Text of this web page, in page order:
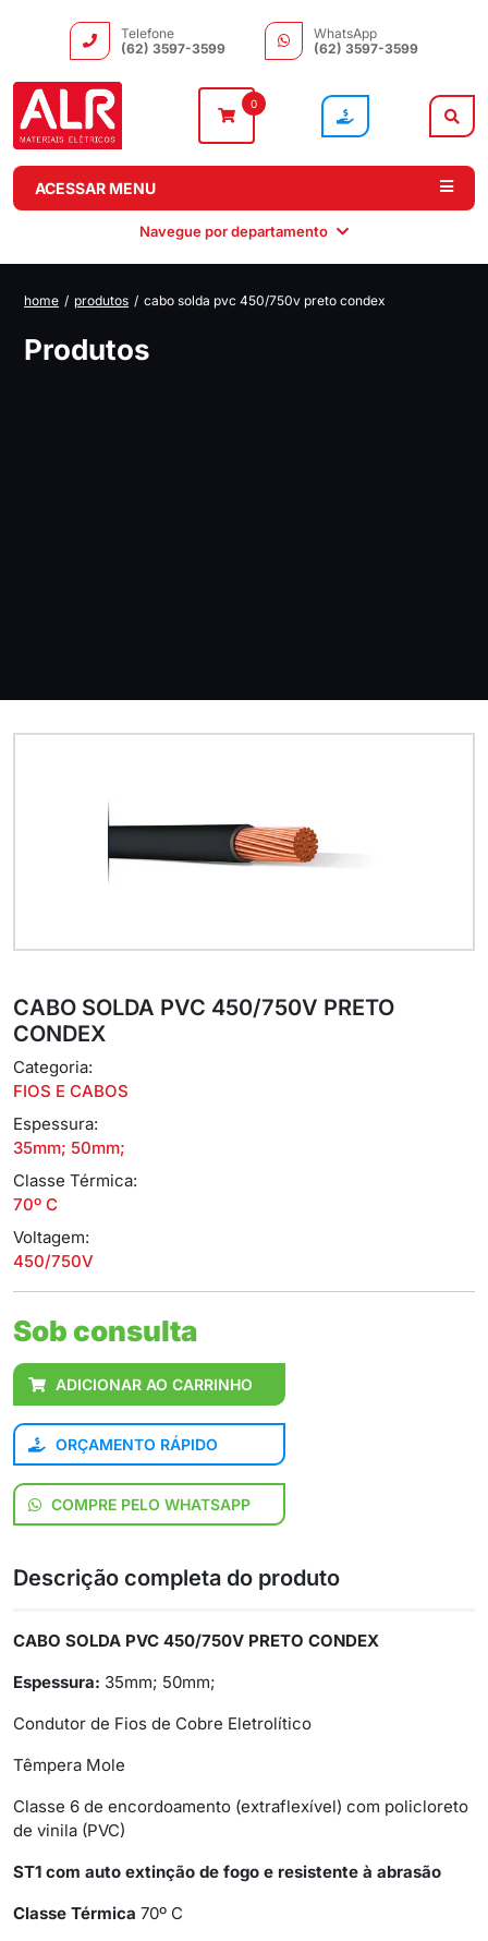
0
Telefone
(62) 3597-3599
WhatsApp
(62) 3597-3599
ACESSAR MENU
Navegue por departamento
Distribuição
home / produtos / cabo solda pvc 450/750v preto condex
Produtos
CABO SOLDA PVC 450/750V PRETO
CONDEX
Categoria:
FIOS E CABOS
Espessura:
35mm; 50mm;
Classe Térmica:
70º C
Voltagem:
450/750V
Sob consulta
ADICIONAR AO CARRINHO
ORÇAMENTO RÁPIDO
COMPRE PELO WHATSAPP
Descrição completa do produto
CABO SOLDA PVC 450/750V PRETO CONDEX
Espessura: 35mm; 50mm;
Condutor de Fios de Cobre Eletrolítico
Têmpera Mole
Classe 6 de encordoamento (extraflexível) com policloreto
de vinila (PVC)
ST1 com auto extinção de fogo e resistente à abrasão
Classe Térmica 70º C